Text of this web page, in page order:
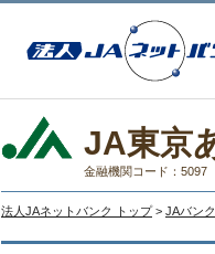
JA東京
金融機関コード：5097
法人JAネットバンク トップ > JAバン